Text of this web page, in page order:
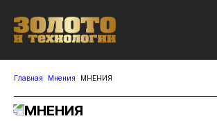
Главная Мнения МНЕНИЯ
МНЕНИЯ